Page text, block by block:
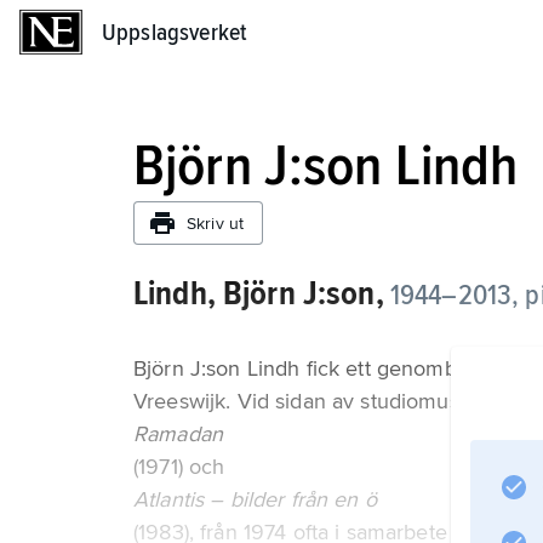
Uppslagsverket
Björn J:son Lindh
Skriv ut
Lindh, Björn J:son, 1944–2013,
Björn J:son Lindh fick ett genombrott i
Vreeswijk. Vid sidan av studiomusikerskap
Ramadan
(1971) och
Atlantis – bilder från en ö
(1983), från 1974 ofta i samarbete med